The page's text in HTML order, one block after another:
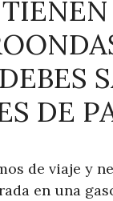
TIENEN
DE
de viaje y
en una